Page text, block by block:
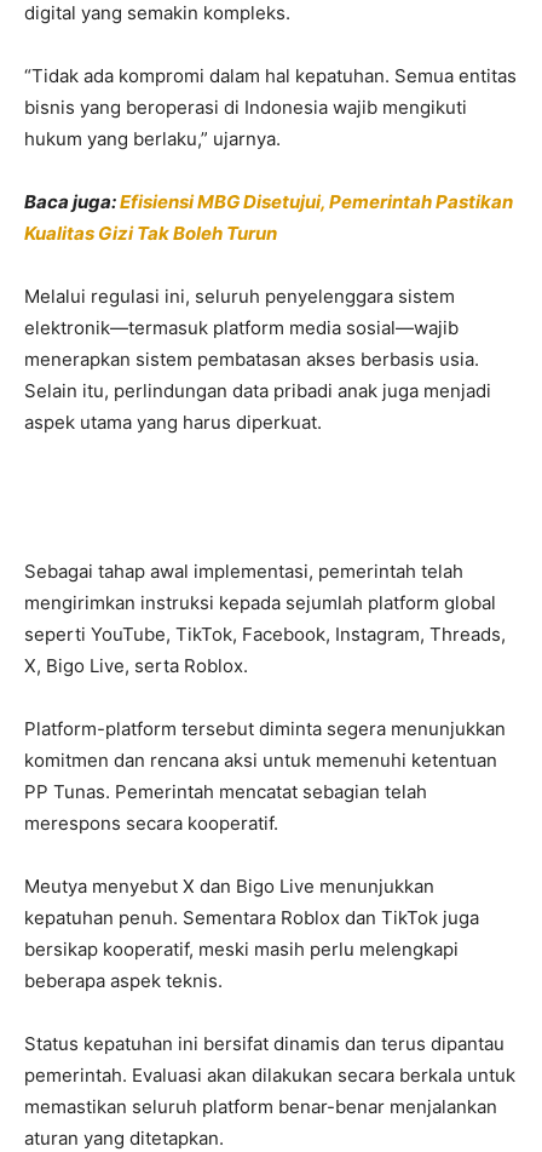
digital yang semakin kompleks.
“Tidak ada kompromi dalam hal kepatuhan. Semua entitas
bisnis yang beroperasi di Indonesia wajib mengikuti
hukum yang berlaku,” ujarnya.
Baca juga:Efisiensi MBG Disetujui, Pemerintah Pastikan
Kualitas Gizi Tak Boleh Turun
Melalui regulasi ini, seluruh penyelenggara sistem
elektronik—termasuk platform media sosial—wajib
menerapkan sistem pembatasan akses berbasis usia.
Selain itu, perlindungan data pribadi anak juga menjadi
aspek utama yang harus diperkuat.
Sebagai tahap awal implementasi, pemerintah telah
mengirimkan instruksi kepada sejumlah platform global
seperti YouTube, TikTok, Facebook, Instagram, Threads,
X, Bigo Live, serta Roblox.
Platform-platform tersebut diminta segera menunjukkan
komitmen dan rencana aksi untuk memenuhi ketentuan
PP Tunas. Pemerintah mencatat sebagian telah
merespons secara kooperatif.
Meutya menyebut X dan Bigo Live menunjukkan
kepatuhan penuh. Sementara Roblox dan TikTok juga
bersikap kooperatif, meski masih perlu melengkapi
beberapa aspek teknis.
Status kepatuhan ini bersifat dinamis dan terus dipantau
pemerintah. Evaluasi akan dilakukan secara berkala untuk
memastikan seluruh platform benar-benar menjalankan
aturan yang ditetapkan.